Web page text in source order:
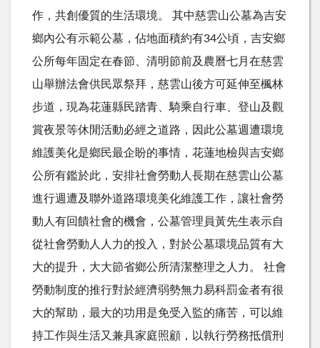
作，共創優質的生活環境。 其中慈雲山公墓為吉安
鄉內公有示範公墓，佔地面積約有34公頃，吉安鄉
公所每年固定在春節、清明節前及農曆七月在慈雲
山舉辦法會供民眾祭拜，慈雲山後方可延伸至楓林
步道，現為花蓮縣民踏青、騎乘自行車、登山及觀
賞夜景等休閒活動必經之道路，因此公墓週遭環境
維護美化是鄉民最企盼的事情，花蓮地檢與吉安鄉
公所有鑑於此，安排社會勞動人長期在慈雲山公墓
進行週遭及聯外道路環境美化維護工作，讓社會勞
動人有回饋社會的機會，公墓管理員黃先生表示自
從社會勞動人人力的投入，對於公墓環境品質有大
大的提升，大大節省鄉公所清潔整理之人力。 社會
勞動制度的推行對於經濟弱勢無力易科罰金者有很
大的幫助，最大的功用是免受入監的痛苦，可以維
持工作與生活又兼具家庭照顧，以執行勞務抵償刑